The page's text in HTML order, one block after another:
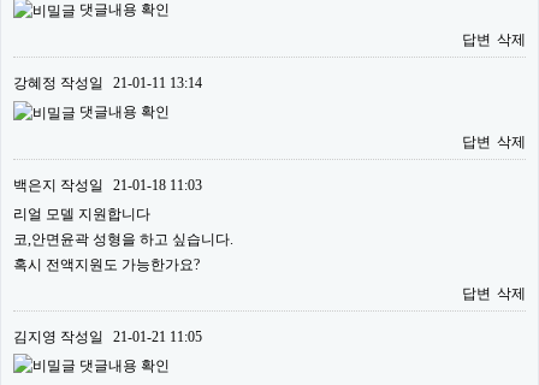
댓글내용 확인
답변 삭제
강혜정 작성일
21-01-11 13:14
댓글내용 확인
답변 삭제
백은지 작성일
21-01-18 11:03
리얼 모델 지원합니다
코,안면윤곽 성형을 하고 싶습니다.
혹시 전액지원도 가능한가요?
답변 삭제
김지영 작성일
21-01-21 11:05
댓글내용 확인